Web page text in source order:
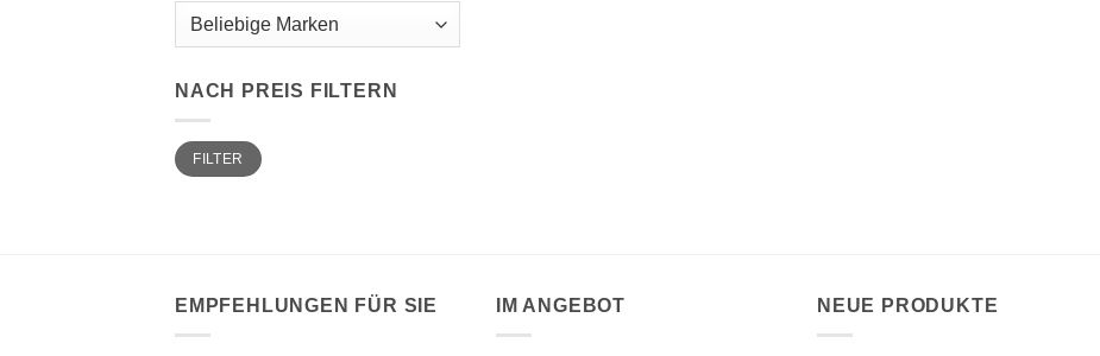
NACH PREIS FILTERN
Min.
Preis
Max.
PreisFILTER
EMPFEHLUNGEN FÜR SIE IM ANGEBOT NEUE PRODUKTE